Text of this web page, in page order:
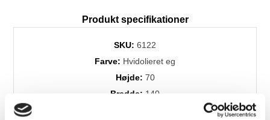
Produkt specifikationer
SKU: 6122
Farve: Hvidolieret eg
Højde: 70
Bredde: 140